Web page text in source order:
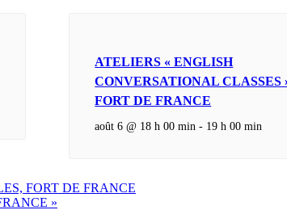
ATELIERS « ENGLISH
CONVERSATIONAL CLASSES
FORT DE FRANCE
août 6 @ 18 h 00 min - 19 h 00 min
FORT DE FRANCE
»